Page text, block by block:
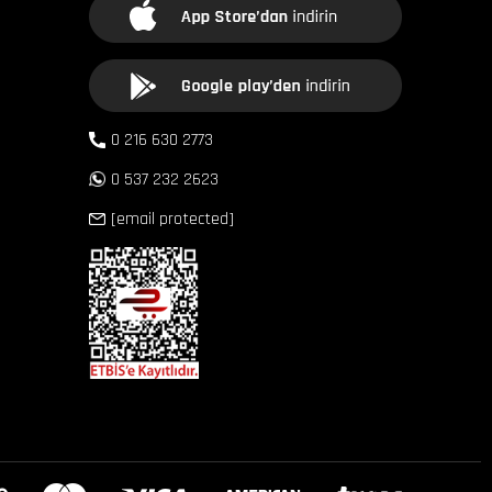
0 216 630 2773
0 537 232 2623
[email protected]